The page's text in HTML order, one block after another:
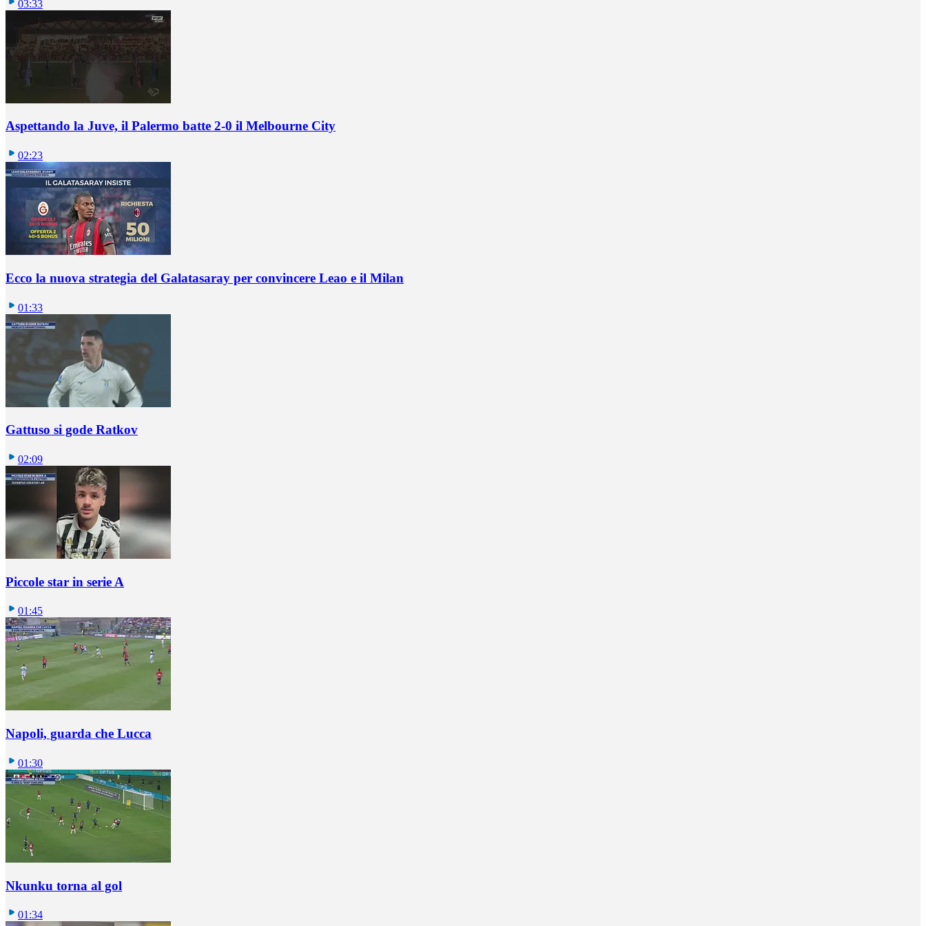
03:33
Aspettando la Juve, il Palermo batte 2-0 il Melbourne City
02:23
Ecco la nuova strategia del Galatasaray per convincere Leao e il Milan
01:33
Gattuso si gode Ratkov
02:09
Piccole star in serie A
01:45
Napoli, guarda che Lucca
01:30
Nkunku torna al gol
01:34